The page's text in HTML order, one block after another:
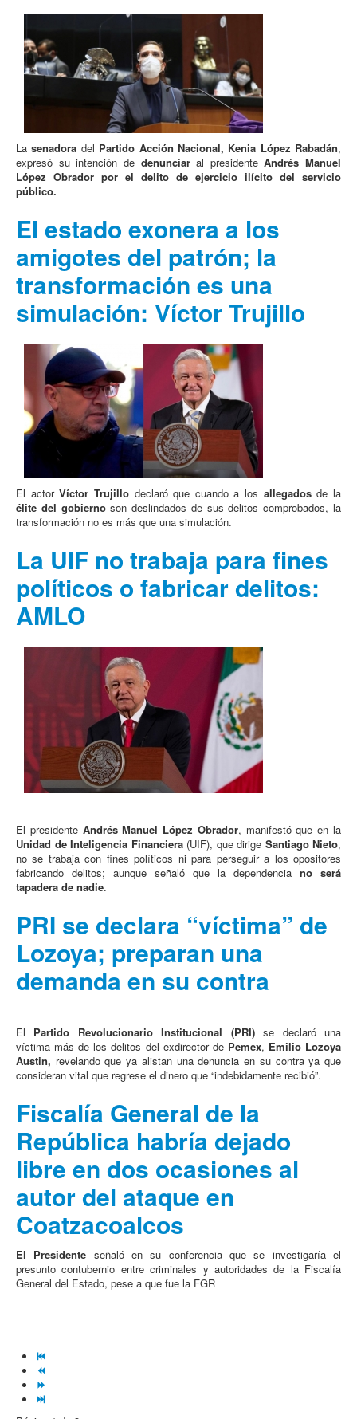
Lasenadora del Partido Acción Nacional, Kenia López Rabadán,
expresó su intención de denunciaral presidenteAndrés Manuel
López Obrador por el delito de ejercicio ilícito del servicio
público.
El estado exonera a los
amigotes del patrón; la
transformación es una
simulación: Víctor Trujillo
El actorVíctor Trujillodeclaró que cuando a los allegadosde la
élite del gobiernoson deslindados de sus delitos comprobados, la
transformación no es más que una simulación.
La UIF no trabaja para fines
políticos o fabricar delitos:
AMLO
El presidente Andrés Manuel López Obrador, manifestó que en la
Unidad de Inteligencia Financiera(UIF), que dirige Santiago Nieto,
no se trabaja con fines políticos ni para perseguir a los opositores
fabricando delitos; aunque señaló que la dependencia no será
tapadera de nadie.
PRI se declara “víctima” de
Lozoya; preparan una
demanda en su contra
El Partido Revolucionario Institucional (PRI)se declaró una
víctima más de los delitos del exdirector de Pemex, Emilio Lozoya
Austin, revelando que ya alistan una denuncia en su contra ya que
consideran vital que regrese el dinero que “indebidamente recibió”.
Fiscalía General de la
República habría dejado
libre en dos ocasiones al
autor del ataque en
Coatzacoalcos
El Presidente señaló en su conferencia que se investigaría el
presunto contubernio entre criminales y autoridades de la Fiscalía
General del Estado, pese a que fue la FGR